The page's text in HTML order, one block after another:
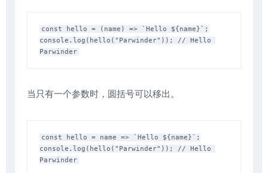
const hello = (name) => `Hello ${name}`;
console.log(hello("Parwinder")); // Hello
当只有一个参数时，圆括号可以移出。
const hello = name => `Hello ${name}`;
console.log(hello("Parwinder")); // Hello